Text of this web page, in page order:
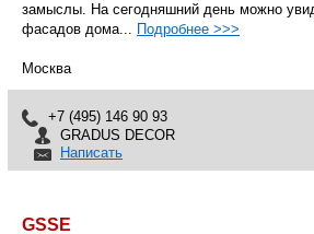
замыслы. На сегодняшний день можно
фасадов дома... Подробнее >>>
Москва
+7 (495) 146 90 93
GRADUS DECOR
Написать
GSSE